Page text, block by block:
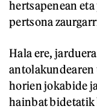
hertsapenean
pertsona
Hala ere,
antolakundearen
horien jokabide
hainbat bidetatik